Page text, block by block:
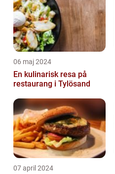
06 maj 2024
En kulinarisk resa på
restaurang i Tylösand
07 april 2024